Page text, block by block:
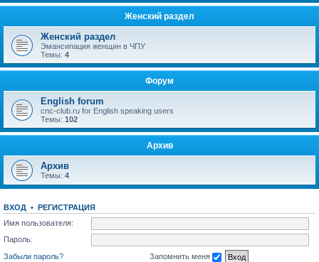
Женский раздел
Женский раздел
Эмансипация женщин в ЧПУ
Темы: 4
Форум
English forum
cnc-club.ru for English speaking users
Темы: 102
Архив
Архив
Темы: 4
ВХОД • РЕГИСТРАЦИЯ
Имя пользователя:
Пароль:
Забыли пароль?
Запомнить меня